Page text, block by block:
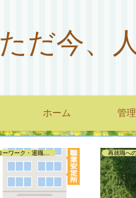
ただ今、
ホーム 管
ハローワーク・退職手続き編 再就職へ